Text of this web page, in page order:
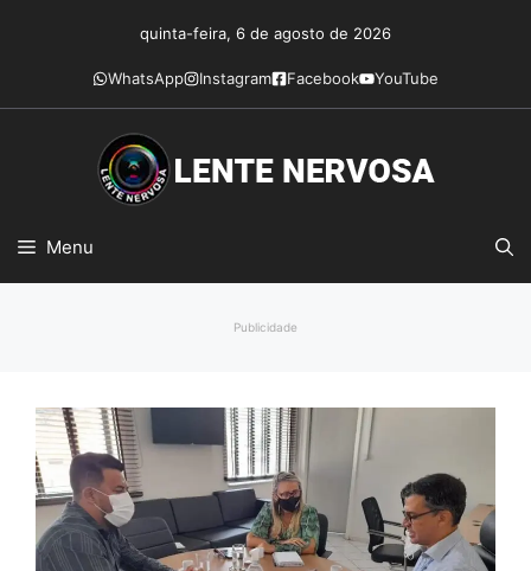
conteúdo
quinta-feira, 6 de agosto de 2026
WhatsApp Instagram Facebook YouTube
Menu
Publicidade